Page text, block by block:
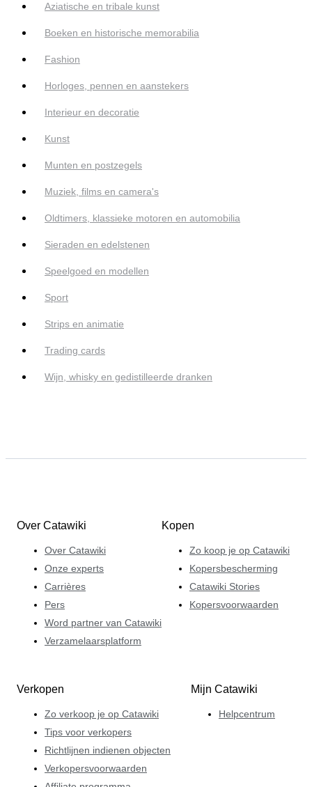
Aziatische en tribale kunst
Boeken en historische memorabilia
Fashion
Horloges, pennen en aanstekers
Interieur en decoratie
Kunst
Munten en postzegels
Muziek, films en camera's
Oldtimers, klassieke motoren en automobilia
Sieraden en edelstenen
Speelgoed en modellen
Sport
Strips en animatie
Trading cards
Wijn, whisky en gedistilleerde dranken
Over Catawiki
Over Catawiki
Onze experts
Carrières
Pers
Word partner van Catawiki
Verzamelaarsplatform
Kopen
Zo koop je op Catawiki
Kopersbescherming
Catawiki Stories
Kopersvoorwaarden
Verkopen
Zo verkoop je op Catawiki
Tips voor verkopers
Richtlijnen indienen objecten
Verkopersvoorwaarden
Mijn Catawiki
Helpcentrum